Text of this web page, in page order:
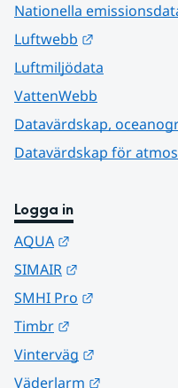
Nationella
Luftwebb
Luftmiljödata
VattenWebb
Datavärdskap,
Datavärdskap för
Logga in
AQUA
SIMAIR
SMHI Pro
Timbr
Vinterväg
Väderlarm